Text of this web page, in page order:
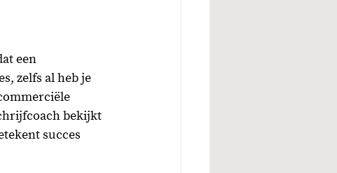
een
zelfs al heb je
bekijkt
succes